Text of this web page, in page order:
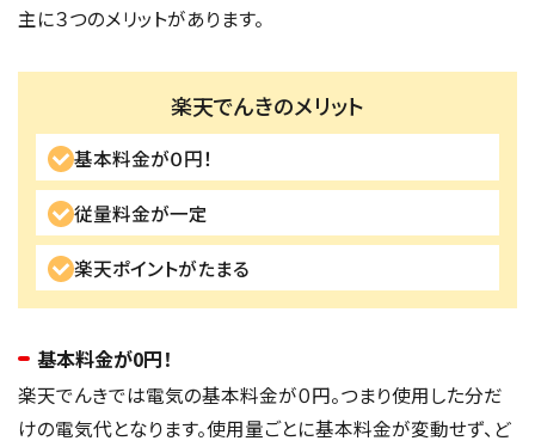
主に３つのメリットがあります。
楽天でんきのメリット
基本料金が０円！
従量料金が一定
楽天ポイントがたまる
基本料金が0円！
楽天でんきでは電気の基本料金が０円。つまり使用した分だ
けの電気代となります。使用量ごとに基本料金が変動せず、ど